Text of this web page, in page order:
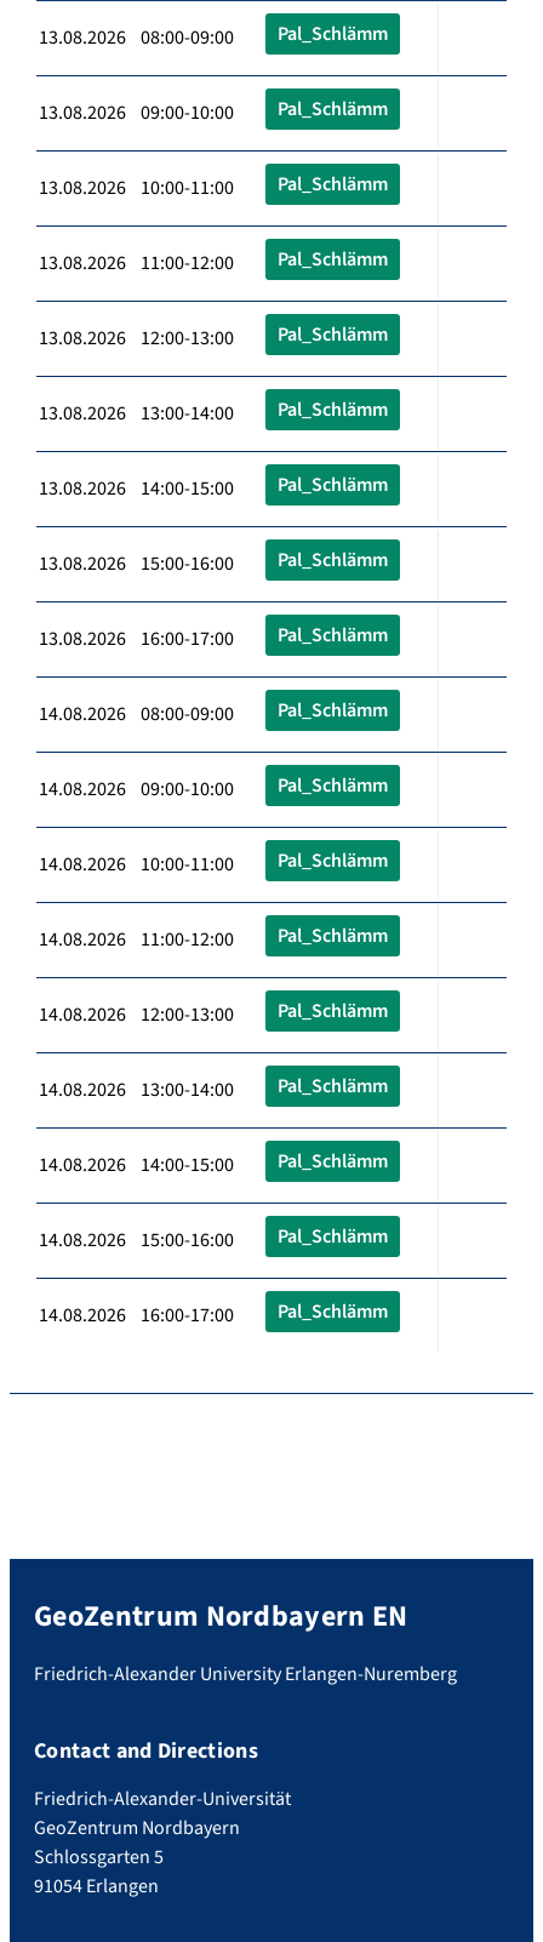
13.08.2026 08:00-09:00 Pal_Schlämm
13.08.2026 09:00-10:00 Pal_Schlämm
13.08.2026 10:00-11:00 Pal_Schlämm
13.08.2026 11:00-12:00 Pal_Schlämm
13.08.2026 12:00-13:00 Pal_Schlämm
13.08.2026 13:00-14:00 Pal_Schlämm
13.08.2026 14:00-15:00 Pal_Schlämm
13.08.2026 15:00-16:00 Pal_Schlämm
13.08.2026 16:00-17:00 Pal_Schlämm
14.08.2026 08:00-09:00 Pal_Schlämm
14.08.2026 09:00-10:00 Pal_Schlämm
14.08.2026 10:00-11:00 Pal_Schlämm
14.08.2026 11:00-12:00 Pal_Schlämm
14.08.2026 12:00-13:00 Pal_Schlämm
14.08.2026 13:00-14:00 Pal_Schlämm
14.08.2026 14:00-15:00 Pal_Schlämm
14.08.2026 15:00-16:00 Pal_Schlämm
14.08.2026 16:00-17:00 Pal_Schlämm
GeoZentrum Nordbayern EN
Friedrich-Alexander University Erlangen-Nuremberg
Contact and Directions
Friedrich-Alexander-Universität
GeoZentrum Nordbayern
Schlossgarten 5
91054 Erlangen